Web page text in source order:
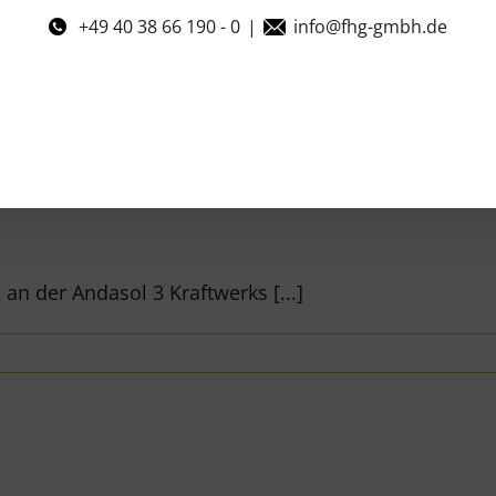
+49 40 38 66 190 - 0 | info@fhg-gmbh.de
der Andasol 3 Kraftwerks [...]